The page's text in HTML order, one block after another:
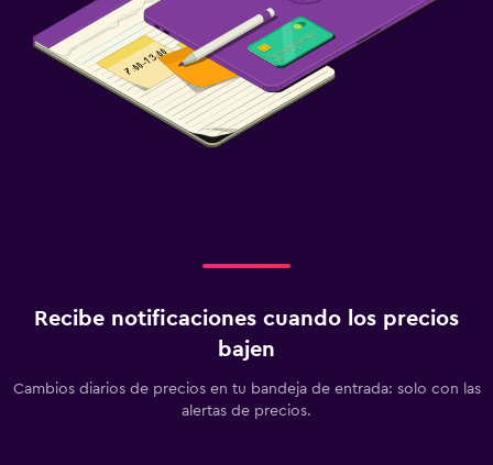
Recibe notificaciones cuando los precios
bajen
Cambios diarios de precios en tu bandeja de entrada: solo con las
alertas de precios.